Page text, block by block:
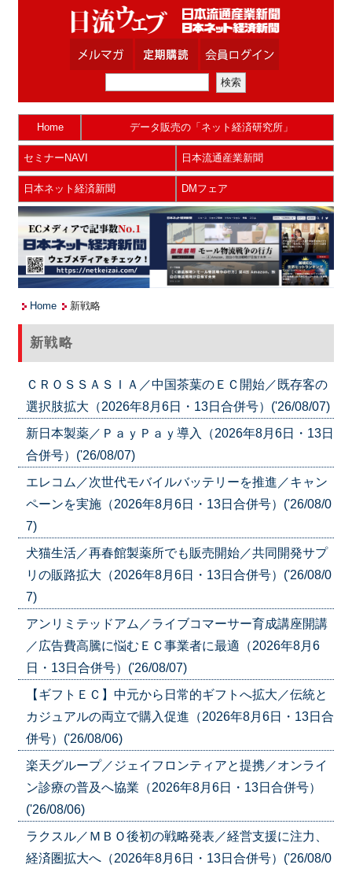
Home データ販売の「ネット経済研究所」
セミナーNAVI 日本流通産業新聞
日本ネット経済新聞 DMフェア
Home 新戦略
新戦略
ＣＲＯＳＳＡＳＩＡ／中国茶葉のＥＣ開始／既存客の
選択肢拡大（2026年8月6日・13日合併号）('26/08/07)
新日本製薬／ＰａｙＰａｙ導入（2026年8月6日・13日
合併号）('26/08/07)
エレコム／次世代モバイルバッテリーを推進／キャン
ペーンを実施（2026年8月6日・13日合併号）('26/08/0
7)
犬猫生活／再春館製薬所でも販売開始／共同開発サプ
リの販路拡大（2026年8月6日・13日合併号）('26/08/0
7)
アンリミテッドアム／ライブコマーサー育成講座開講
／広告費高騰に悩むＥＣ事業者に最適（2026年8月6
日・13日合併号）('26/08/07)
【ギフトＥＣ】中元から日常的ギフトへ拡大／伝統と
カジュアルの両立で購入促進（2026年8月6日・13日合
併号）('26/08/06)
楽天グループ／ジェイフロンティアと提携／オンライ
ン診療の普及へ協業（2026年8月6日・13日合併号）
('26/08/06)
ラクスル／ＭＢＯ後初の戦略発表／経営支援に注力、
経済圏拡大へ（2026年8月6日・13日合併号）('26/08/0